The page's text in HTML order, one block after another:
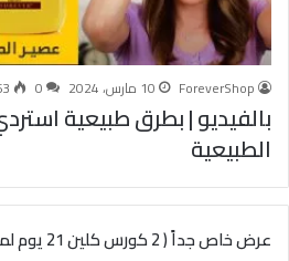
ForeverShop 10 مارس، 2024 0
بالفيديو | بطرق طبيعية
الطبيعية
عرض خاص جداً ( 2 كورس كلين 21 يوم لمدة 42 يوم)